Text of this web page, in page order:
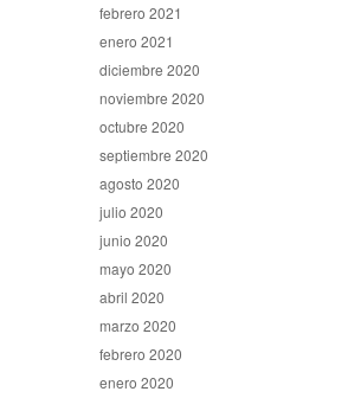
febrero 2021
enero 2021
diciembre 2020
noviembre 2020
octubre 2020
septiembre 2020
agosto 2020
julio 2020
junio 2020
mayo 2020
abril 2020
marzo 2020
febrero 2020
enero 2020